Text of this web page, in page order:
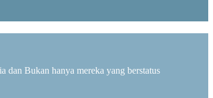
dan Bukan hanya mereka yang berstatus